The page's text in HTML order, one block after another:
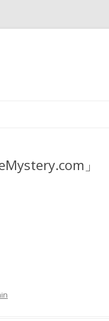
キ
ッ 」